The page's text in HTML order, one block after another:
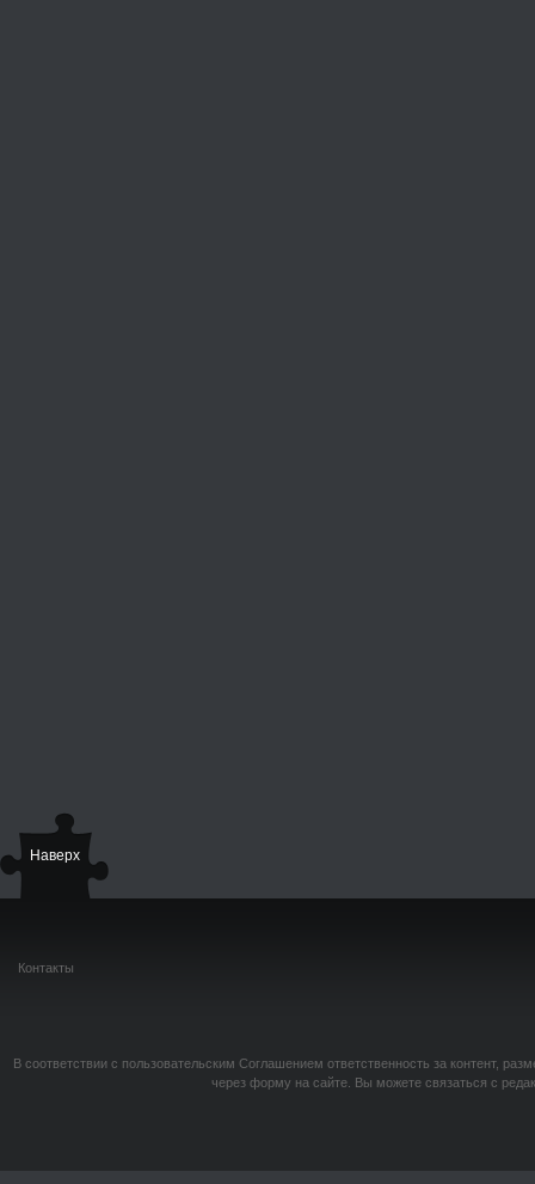
Наверх
Контакты
В соответствии с пользовательским Соглашением ответственность за контент,
через форму на сайте. Вы можете связаться с